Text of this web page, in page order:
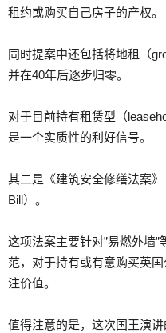
租约或购买自己房子的产权。
同时提案中还包括将地租（
并在40年后逐步归零。
对于目前持有租赁型（
是一个实质性的利好信号。
其二是《建筑安全修缮法案
Bill）。
这项法案主要针对”易燃外墙
范，对于持有或有意购买英
注价值。
值得注意的是，这次国王演